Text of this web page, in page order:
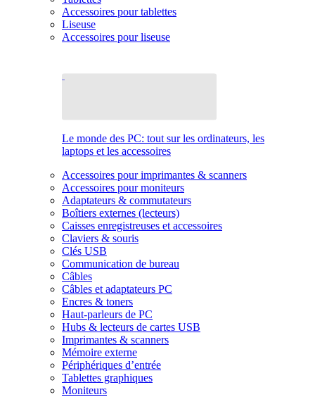
Accessoires pour tablettes
Liseuse
Accessoires pour liseuse
Le monde des PC: tout sur les ordinateurs, les
laptops et les accessoires
Accessoires pour imprimantes & scanners
Accessoires pour moniteurs
Adaptateurs & commutateurs
Boîtiers externes (lecteurs)
Caisses enregistreuses et accessoires
Claviers & souris
Clés USB
Communication de bureau
Câbles
Câbles et adaptateurs PC
Encres & toners
Haut-parleurs de PC
Hubs & lecteurs de cartes USB
Imprimantes & scanners
Mémoire externe
Périphériques d’entrée
Tablettes graphiques
Moniteurs